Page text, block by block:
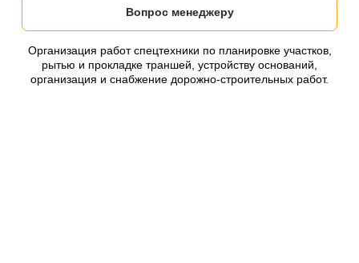
Вопрос менеджеру
Организация работ спецтехники по планировке участков,
рытью и прокладке траншей, устройству оснований,
организация и снабжение дорожно-строительных работ.